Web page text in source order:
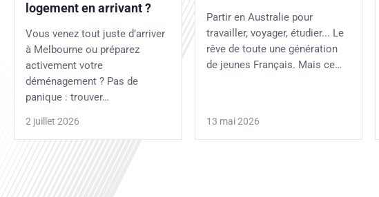
logement en arrivant ?
Vous venez tout juste d’arriver
à Melbourne ou préparez
activement votre
déménagement ? Pas de
panique : trouver…
2 juillet 2026
Partir en Australie pour
travailler, voyager, étudier... Le
rêve de toute une génération
de jeunes Français. Mais ce…
13 mai 2026